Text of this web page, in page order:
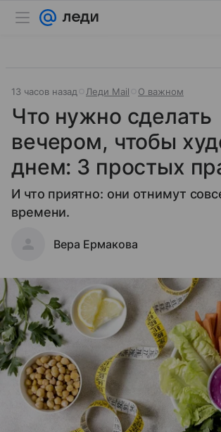
13 часов назад Леди Mail О важном
Что нужно сделать
вечером, чтобы
днем: 3 простых
И что приятно: они отнимут
времени.
Вера Ермакова